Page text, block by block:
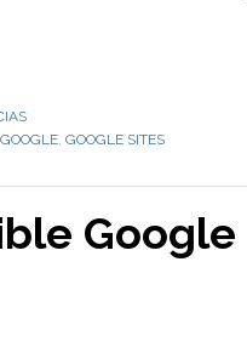
GOOGLE, GOOGLE SITES
Google